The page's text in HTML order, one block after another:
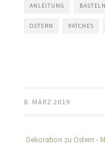
ANLEITUNG BASTELN
OSTERN PATCHES
8. MÄRZ 2019
Dekoration zu Ostern -